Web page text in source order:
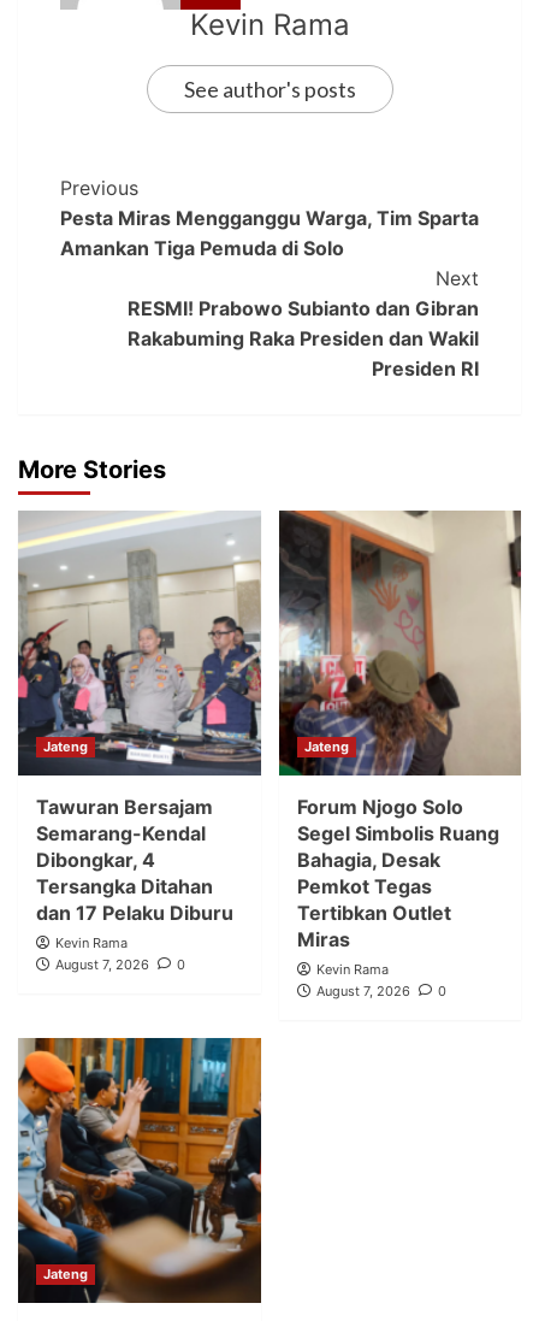
Kevin Rama
See author's posts
Previous
Pesta Miras Mengganggu Warga, Tim Sparta
Amankan Tiga Pemuda di Solo
Next
RESMI! Prabowo Subianto dan Gibran
Rakabuming Raka Presiden dan Wakil
Presiden RI
More Stories
Jateng
Tawuran Bersajam
Semarang-Kendal
Dibongkar, 4
Tersangka Ditahan
dan 17 Pelaku Diburu
Kevin Rama
August 7, 2026
0
Jateng
Forum Njogo Solo
Segel Simbolis Ruang
Bahagia, Desak
Pemkot Tegas
Tertibkan Outlet
Miras
Kevin Rama
August 7, 2026
0
Jateng